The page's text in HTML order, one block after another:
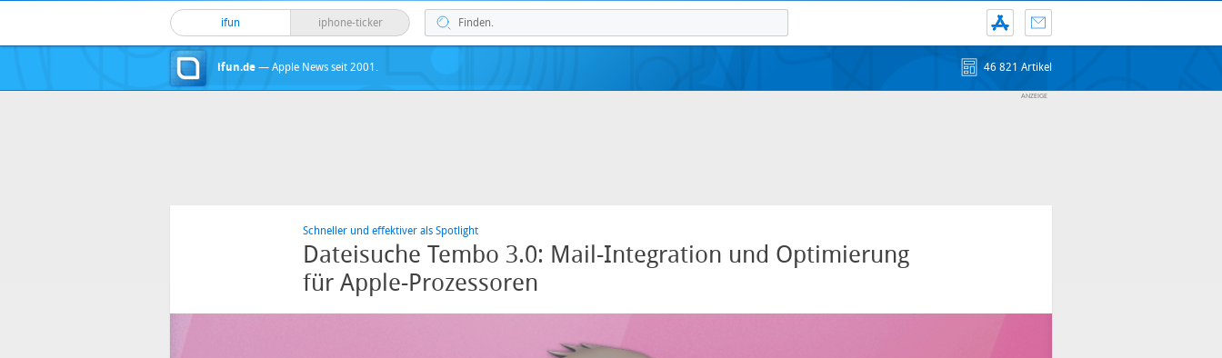
ifun iphone-ticker
ifun.de — Apple News seit 2001. 46 821 Artikel
Schneller und effektiver als Spotlight
Dateisuche Tembo 3.0: Mail-Integration und Optimierung
für Apple-Prozessoren